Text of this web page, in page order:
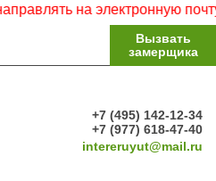
на электронную почту.
Вызвать
замерщика
+7 (495) 142-12-34
+7 (977) 618-47-40
intereruyut@mail.ru